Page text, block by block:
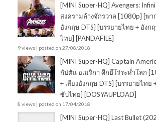
[MINI Super-HQ] Avengers:
สงครามล้างจักรวาล [1080p] [พา
อังกฤษ DTS] [บรรยายไทย + อังก
ไทย] [PANDAFILE]
9 views | posted on 27/08/2018
[MINI Super-HQ] Captain
กัปตัน อเมริกา ศึกฮีโร่ระห่ำโลก
+ เสียงอังกฤษ DTS] [บรรยายไทย
ซับไทย] [DOSYAUPLOAD]
8 views | posted on 17/04/2018
[MINI Super-HQ] Last Bullet